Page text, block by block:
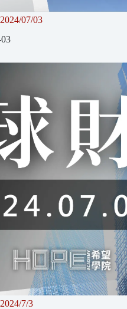
07/03
7/3